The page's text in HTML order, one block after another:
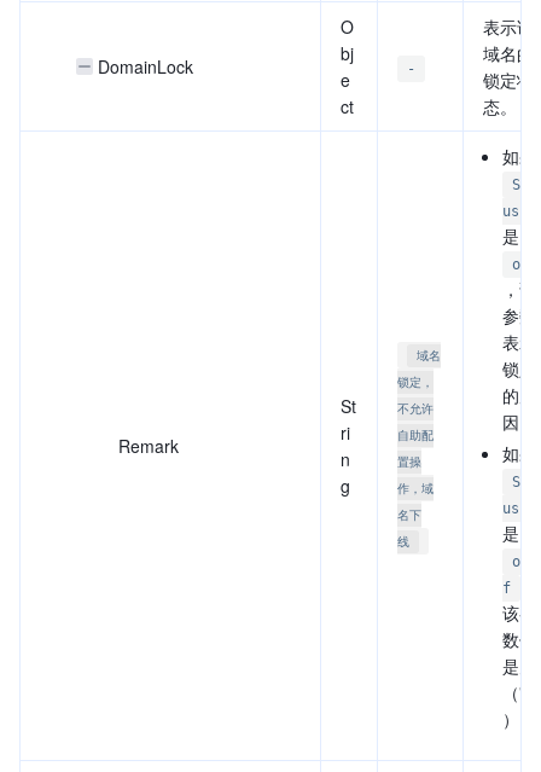
DomainLock
O
bj
e
ct
-
表示该
域名的
锁定状
态。
Remark
St
ri
n
g
域名
锁定，
不允许
自助配
置操
作，域
名下
线
如果
us
是
on
，该
参数
表示
锁定
的原
因。
如果
us
是
of
f
该参
数值
是空
（""
）。